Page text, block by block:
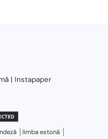
| Instapaper
limba estonă